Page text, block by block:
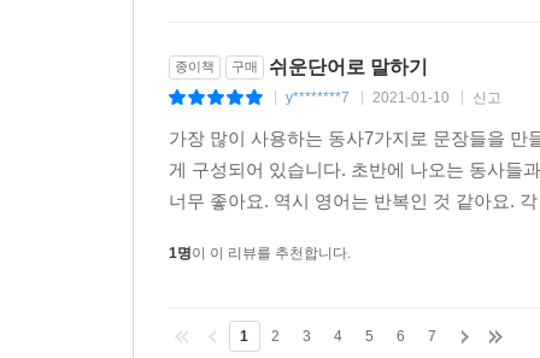
종이책 구매 쉬운단어로 말하기
y********7 2021-01-10 신고
가장 많이 사용하는 동사7가지로 문장들을 만
게 구성되어 있습니다. 초반에 나오는 동사들
너무 좋아요. 역시 영어는 반복인 것 같아요.
1명이 이 리뷰를 추천합니다.
1 2 3 4 5 6 7